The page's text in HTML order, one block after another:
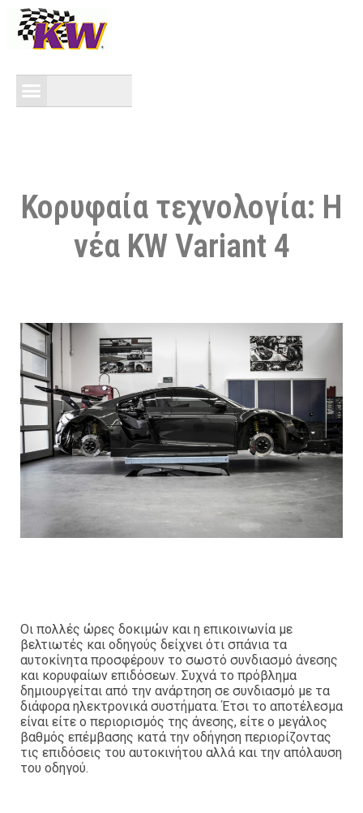
Κορυφαία τεχνολογία: Η
νέα KW Variant 4
Οι πολλές ώρες δοκιμών και η επικοινωνία με
βελτιωτές και οδηγούς δείχνει ότι σπάνια τα
αυτοκίνητα προσφέρουν το σωστό συνδιασμό άνεσης
και κορυφαίων επιδόσεων. Συχνά το πρόβλημα
δημιουργείται από την ανάρτηση σε συνδιασμό με τα
διάφορα ηλεκτρονικά συστήματα. Έτσι το αποτέλεσμα
είναι είτε ο περιορισμός της άνεσης, είτε ο μεγάλος
βαθμός επέμβασης κατά την οδήγηση περιορίζοντας
τις επιδόσεις του αυτοκινήτου αλλά και την απόλαυση
του οδηγού.